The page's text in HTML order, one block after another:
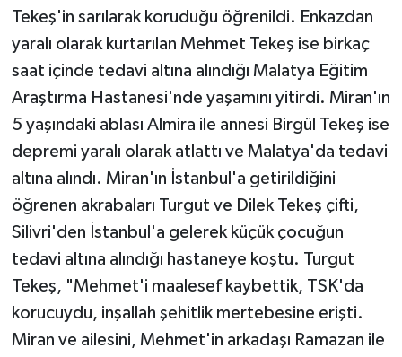
Tekeş'in sarılarak koruduğu öğrenildi. Enkazdan
yaralı olarak kurtarılan Mehmet Tekeş ise birkaç
saat içinde tedavi altına alındığı Malatya Eğitim
Araştırma Hastanesi'nde yaşamını yitirdi. Miran'ın
5 yaşındaki ablası Almira ile annesi Birgül Tekeş ise
depremi yaralı olarak atlattı ve Malatya'da tedavi
altına alındı. Miran'ın İstanbul'a getirildiğini
öğrenen akrabaları Turgut ve Dilek Tekeş çifti,
Silivri'den İstanbul'a gelerek küçük çocuğun
tedavi altına alındığı hastaneye koştu. Turgut
Tekeş, "Mehmet'i maalesef kaybettik, TSK'da
korucuydu, inşallah şehitlik mertebesine erişti.
Miran ve ailesini, Mehmet'in arkadaşı Ramazan ile